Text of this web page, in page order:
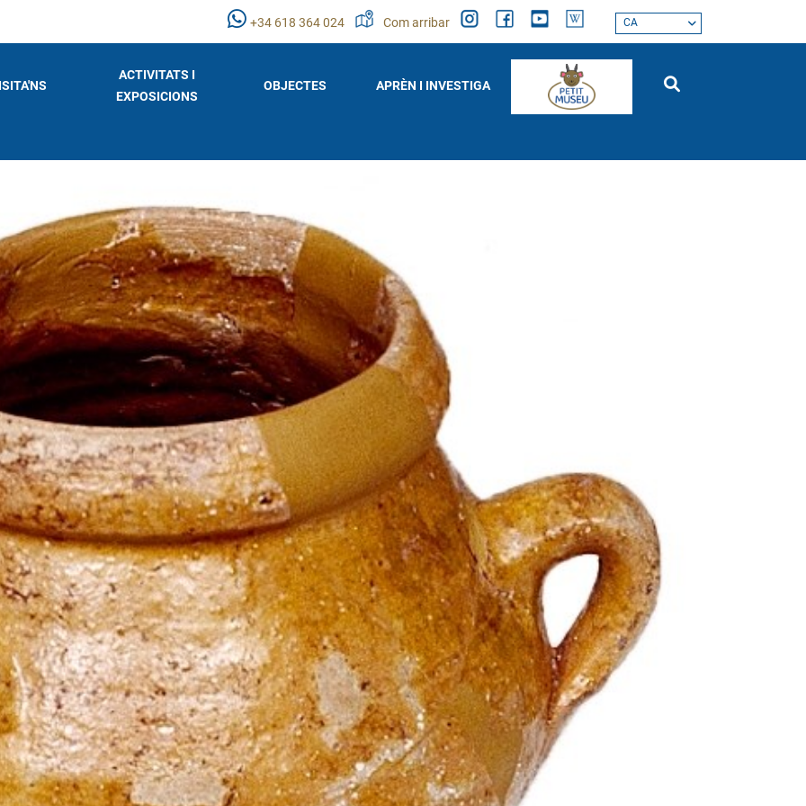
+34 618 364 024 Com arribar CA
ACTIVITATS I
EXPOSICIONS
OBJECTES APRÈN I INVESTIGA